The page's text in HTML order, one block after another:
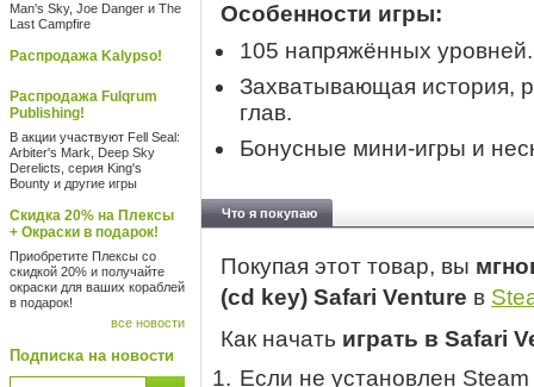
Man's Sky, Joe Danger и The
Last Campfire
Распродажа Kalypso!
Распродажа Fulqrum
Publishing!
В акции участвуют Fell Seal:
Arbiter's Mark, Deep Sky
Derelicts, серия King's
Bounty и другие игры
Скидка 20% на Плексы
+ Окраски в подарок!
Приобретите Плексы со
скидкой 20% и получайте
окраски для ваших кораблей
в подарок!
все новости
Подписка на новости
Особенности игры:
105 напряжённых уровней.
Захватывающая история,
глав.
Бонусные мини-игры и
Что я покупаю
Покупая этот товар, вы
(cd key) Safari Venture в
Как начать играть в Safari
Если не установлен